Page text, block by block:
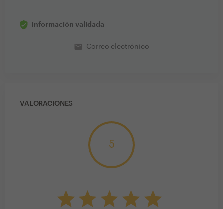
Información validada
email Correo electrónico
VALORACIONES
5